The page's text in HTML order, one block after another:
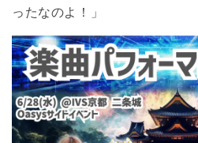
ったなのよ！」